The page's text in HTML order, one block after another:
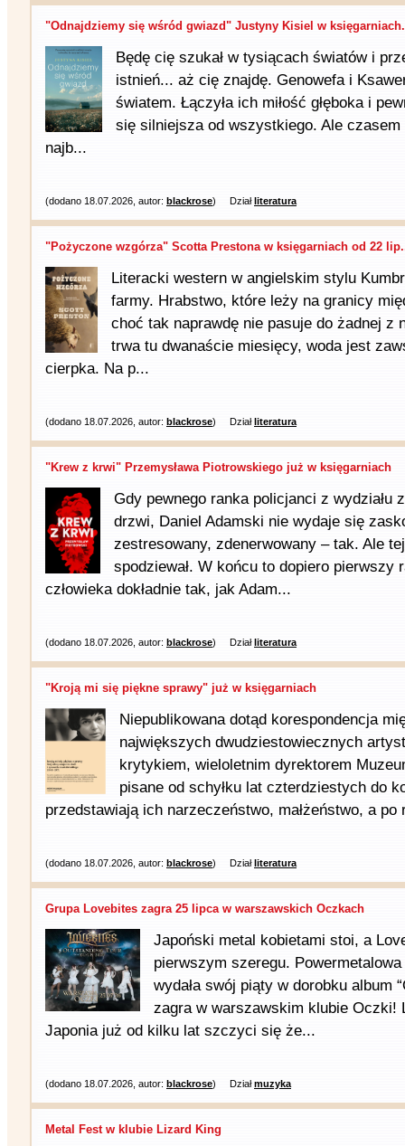
"Odnajdziemy się wśród gwiazd" Justyny Kisiel w
Będę cię szukał w tysiącach światów i
istnień... aż cię znajdę. Genowefa i
światem. Łączyła ich miłość głęboka i
się silniejsza od wszystkiego. Ale czasem
najb...
(dodano 18.07.2026, autor: blackrose) Działliteratura
"Pożyczone wzgórza" Scotta Prestona w księgarniach od 22
Literacki western w angielskim stylu
farmy. Hrabstwo, które leży na granicy
choć tak naprawdę nie pasuje do żadnej z
trwa tu dwanaście miesięcy, woda jest
cierpka. Na p...
(dodano 18.07.2026, autor: blackrose) Działliteratura
"Krew z krwi" Przemysława Piotrowskiego już w księgarniach
Gdy pewnego ranka policjanci z wydziału
drzwi, Daniel Adamski nie wydaje się
zestresowany, zdenerwowany – tak. Ale
spodziewał. W końcu to dopiero pierwszy
człowieka dokładnie tak, jak Adam...
(dodano 18.07.2026, autor: blackrose) Działliteratura
"Kroją mi się piękne sprawy" już w księgarniach
Niepublikowana dotąd korespondencja
największych dwudziestowiecznych
krytykiem, wieloletnim dyrektorem
pisane od schyłku lat czterdziestych do
przedstawiają ich narzeczeństwo, małżeństwo, a po
(dodano 18.07.2026, autor: blackrose) Działliteratura
Grupa Lovebites zagra 25 lipca w warszawskich Oczkach
Japoński metal kobietami stoi, a
pierwszym szeregu. Powermetalowa
wydała swój piąty w dorobku album
zagra w warszawskim klubie Oczki!
Japonia już od kilku lat szczyci się że...
(dodano 18.07.2026, autor: blackrose) Działmuzyka
Metal Fest w klubie Lizard King